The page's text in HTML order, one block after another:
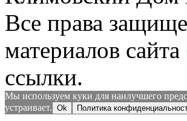
Все права
материалов
ссылки.
Мы используем куки для наилучшего
устраивает. Ok Политика